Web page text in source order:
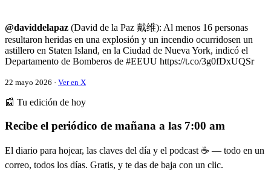
@daviddelapaz (David de la Paz 戴维): Al menos 16 personas
resultaron heridas en una explosión y un incendio ocurridosen un
astillero en Staten Island, en la Ciudad de Nueva York, indicó el
Departamento de Bomberos de #EEUU https://t.co/3g0fDxUQSr
22 mayo 2026 · Ver en X
📰 Tu edición de hoy
Recibe el periódico de mañana a las 7:00 am
El diario para hojear, las claves del día y el podcast ☕ — todo en un
correo, todos los días. Gratis, y te das de baja con un clic.